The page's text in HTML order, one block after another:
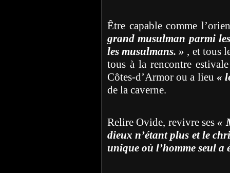
Être capable comme
grand musulman parmi
les musulmans. » , et tous
tous à la rencontre
Côtes-d’Armor ou a lieu «
de la caverne.
Relire Ovide, revivre ses «
dieux n’étant plus et le
unique où l’homme seul a